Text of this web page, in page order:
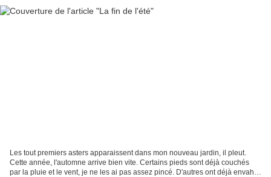
Les tout premiers asters apparaissent dans mon nouveau jardin, il pleut.
Cette année, l'automne arrive bien vite. Certains pieds sont déjà couchés
par la pluie et le vent, je ne les ai pas assez pincé. D'autres ont déjà envahit